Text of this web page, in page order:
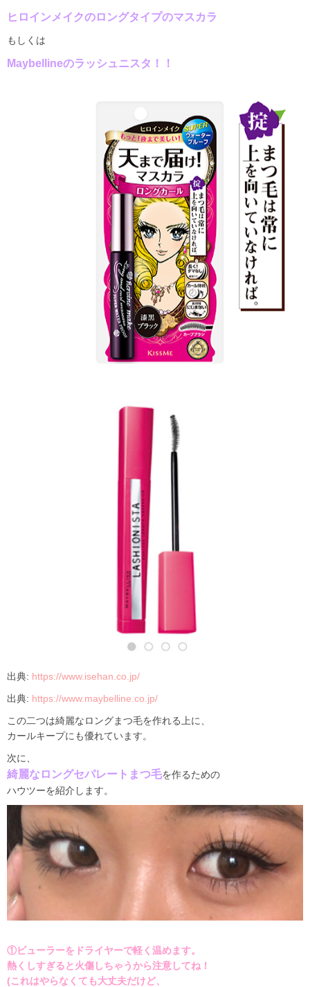
ヒロインメイクのロングタイプのマスカラ
もしくは
Maybellineのラッシュニスタ！！
出典: https://www.isehan.co.jp/
出典: https://www.maybelline.co.jp/
この二つは綺麗なロングまつ毛を作れる上に、
カールキープにも優れています。
次に、
綺麗なロングセパレートまつ毛を作るための
ハウツーを紹介します。
①ビューラーをドライヤーで軽く温めます。
熱くしすぎると火傷しちゃうから注意してね！
(これはやらなくても大丈夫だけど、